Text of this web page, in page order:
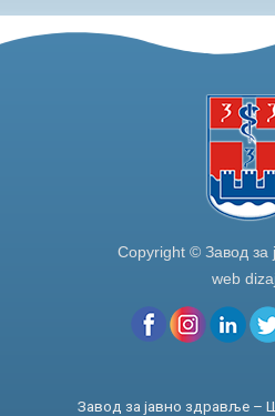
Copyright © Завод за
web
Завод за јавно здравље –